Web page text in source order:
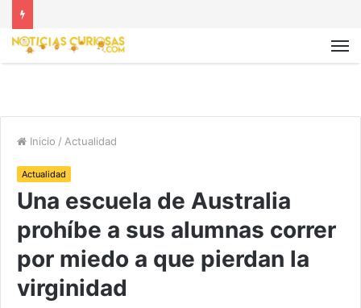
Inicio / Actualidad
Actualidad
Una escuela de Australia
prohíbe a sus alumnas correr
por miedo a que pierdan la
virginidad